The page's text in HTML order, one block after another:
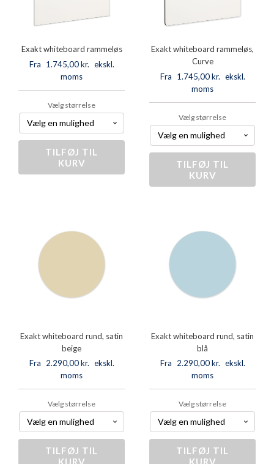
Exakt whiteboard rammeløs
Fra
1.745,00kr. ekskl.
moms
Vælg størrelse
Exakt
whiteboard
rammeløs
TILFØJ TIL
KURV
Exakt whiteboard rammeløs,
Curve
Fra
1.745,00kr. ekskl.
moms
Vælg størrelse
Exakt
whiteboard
rammeløs,
TILFØJ TIL
KURV
Exakt whiteboard rund, satin
beige
Fra
2.290,00kr. ekskl.
moms
Vælg størrelse
Exakt
whiteboard
TILFØJ TIL
KURV
Exakt whiteboard rund, satin
blå
Fra
2.290,00kr. ekskl.
moms
Vælg størrelse
Exakt
whiteboard
TILFØJ TIL
KURV